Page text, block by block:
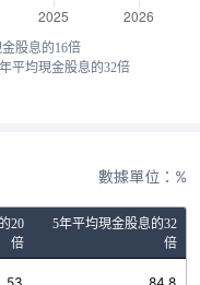
股息的16倍
平均現金股息的32倍
數據單位：%
20
倍
5年平均現金股息的32
倍